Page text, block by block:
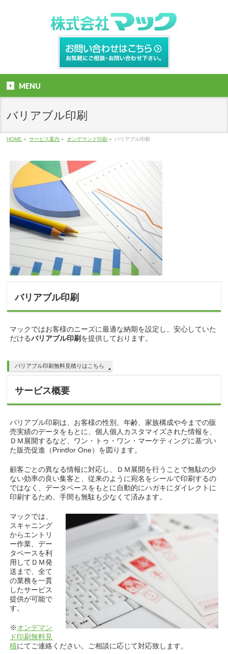
MENU
バリアブル印刷
HOME » サービス案内 » オンデマンド印刷 » バリアブル印刷
バリアブル印刷
マックではお客様のニーズに最適な納期を設定し、安心していた
だけるバリアブル印刷を提供しております。
バリアブル印刷無料見積りはこちら
サービス概要
バリアブル印刷は、お客様の性別、年齢、家族構成や今までの販
売実績のデータをもとに、個人個人カスタマイズされた情報を、
ＤＭ展開するなど、ワン・トゥ・ワン・マーケティングに基づい
た販売促進（Printfor One）を図ります。
顧客ごとの異なる情報に対応し、ＤＭ展開を行うことで無駄の少
ない効率の良い集客と、従来のように宛名をシールで印刷するの
ではなく、データベースをもとに自動的にハガキにダイレクトに
印刷するため、手間も無駄も少なくて済みます。
マックでは、
スキャニング
からエントリ
ー作業、デー
タベースを利
用してＤＭ発
送まで、全て
の業務を一貫
したサービス
提供が可能で
す。
※オンデマン
ド印刷無料見
積にてご連絡ください。ご相談に応じて対応致します。